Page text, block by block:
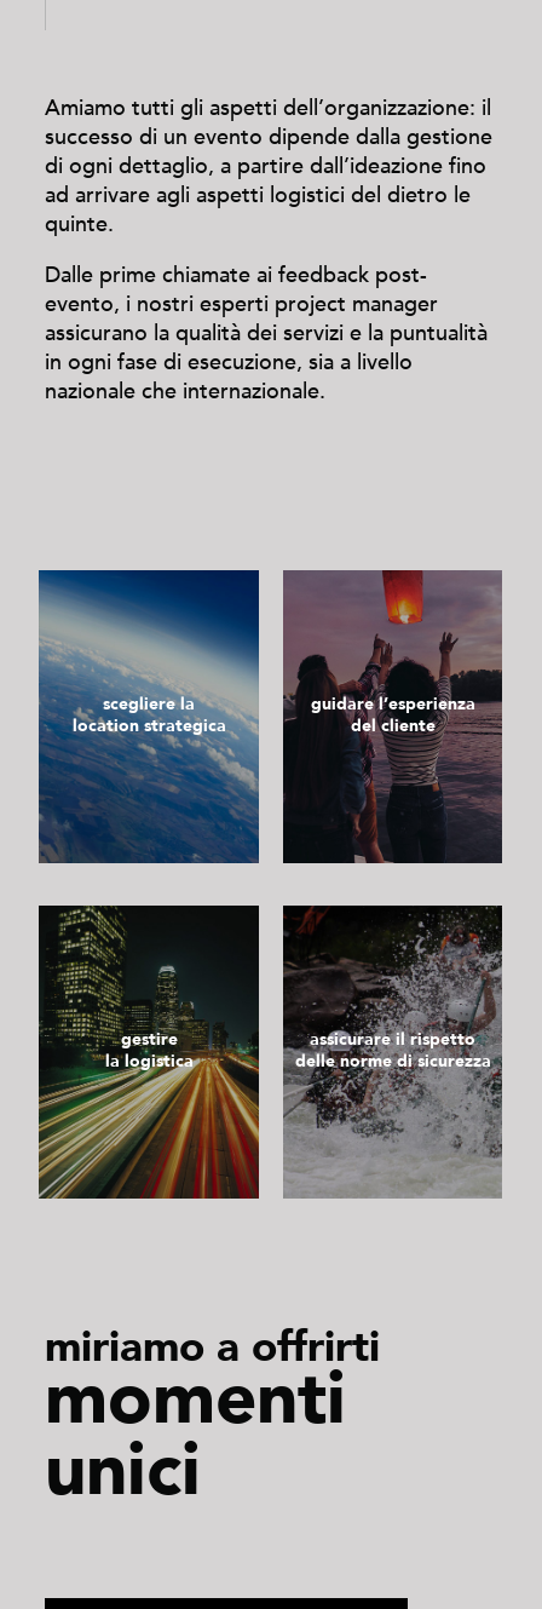
Amiamo tutti gli aspetti dell’organizzazione: il
successo di un evento dipende dalla gestione
di ogni dettaglio, a partire dall’ideazione fino
ad arrivare agli aspetti logistici del dietro le
quinte.
Dalle prime chiamate ai feedback post-
evento, i nostri esperti project manager
assicurano la qualità dei servizi e la puntualità
in ogni fase di esecuzione, sia a livello
nazionale che internazionale.
scegliere la
location strategica
guidare l’esperienza
del cliente
gestire
la logistica
assicurare il rispetto
delle norme di sicurezza
miriamo a offrirti
momenti
unici